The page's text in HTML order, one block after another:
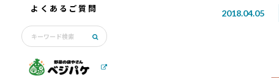
よくあるご質問
2018.04.05